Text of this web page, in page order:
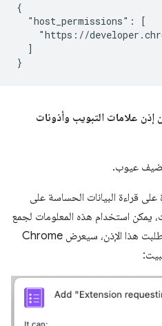
{
  "host_permissions": [
"https://
  ]
إذن علامات التبويب وأذونات
عيوب.
على قراءة البيانات الحساسة على
يمكن استخدام هذه المعلومات لجمع
سجلّ تصفّح المستخدم. لذلك، إذا طلبت هذا الإذن، سيعرض Chrome